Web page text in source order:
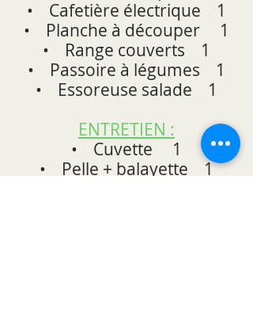
• Cafetière électrique 1
• Planche à découper 1
• Range couverts 1
• Passoire à légumes 1
• Essoreuse salade 1
ENTRETIEN :
• Cuvette 1
• Pelle + balayette 1